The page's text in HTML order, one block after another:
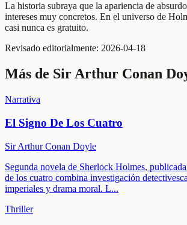
La historia subraya que la apariencia de
intereses muy concretos. En el universo de
casi nunca es gratuito.
Revisado editorialmente: 2026-04-18
Más de Sir Arthur Conan
Narrativa
El Signo De Los Cuatro
Sir Arthur Conan Doyle
Segunda novela de Sherlock Holmes,
de los cuatro combina investigación
imperiales y drama moral. L...
Thriller